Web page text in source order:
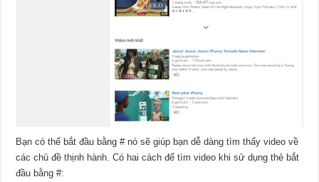
Bạn có thể bắt đầu bằng # nó sẽ giúp bạn dễ dàng tìm thấy video về
các chủ đề thịnh hành. Có hai cách để tìm video khi sử dụng thẻ bắt
đầu bằng #: